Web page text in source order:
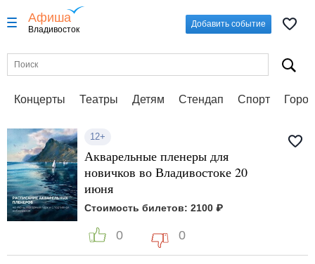
Афиша
Владивосток
Добавить событие
Концерты Театры Детям Стендап Спорт
12+
Акварельные пленеры для
новичков во Владивостоке 20
июня
Стоимость билетов: 2100 ₽
0 0